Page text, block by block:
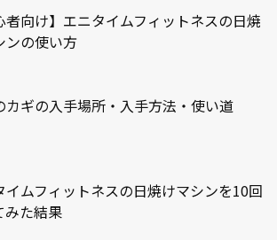
者向け】エニタイムフィットネスの日焼
ンの使い方
カギの入手場所・入手方法・使い道
イムフィットネスの日焼けマシンを10回
みた結果